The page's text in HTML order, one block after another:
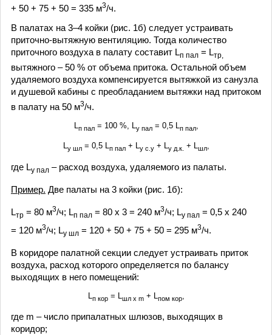
+ 50 + 75 + 50 = 335 м3/ч.
В палатах на 3–4 койки (рис. 1б) следует устраивать
приточно-вытяжную вентиляцию. Тогда количество
приточного воздуха в палату составит Lп пал = Lтр,
вытяжного – 50 % от объема притока. Остальной объем
удаляемого воздуха компенсируется вытяжкой из санузла
и душевой кабины с преобладанием вытяжки над притоком
в палату на 50 м3/ч.
L п пал= 100 %, L у пал= 0,5 L п пал,
Lу шл= 0,5 Lп пал+ Lу с.у+ Lу д.к. + Lшл,
где Lу пал – расход воздуха, удаляемого из палаты.
Пример. Две палаты на 3 койки (рис. 1б):
Lтр = 80 м3/ч; Lп пал = 80 х 3 = 240 м3/ч; Lу пал = 0,5 x 240
= 120 м3/ч; Lу шл = 120 + 50 + 75 + 50 = 295 м3/ч.
В коридоре палатной секции следует устраивать приток
воздуха, расход которого определяется по балансу
выходящих в него помещений:
L п кор = L шл х m + L пом кор
где m – число припалатных шлюзов, выходящих в
коридор;